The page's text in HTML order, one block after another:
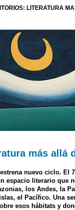
LITERATURA
más allá
nuevo ciclo. El
espacio literario que
los Andes, la
el Pacífico. Una
esos hábitats y